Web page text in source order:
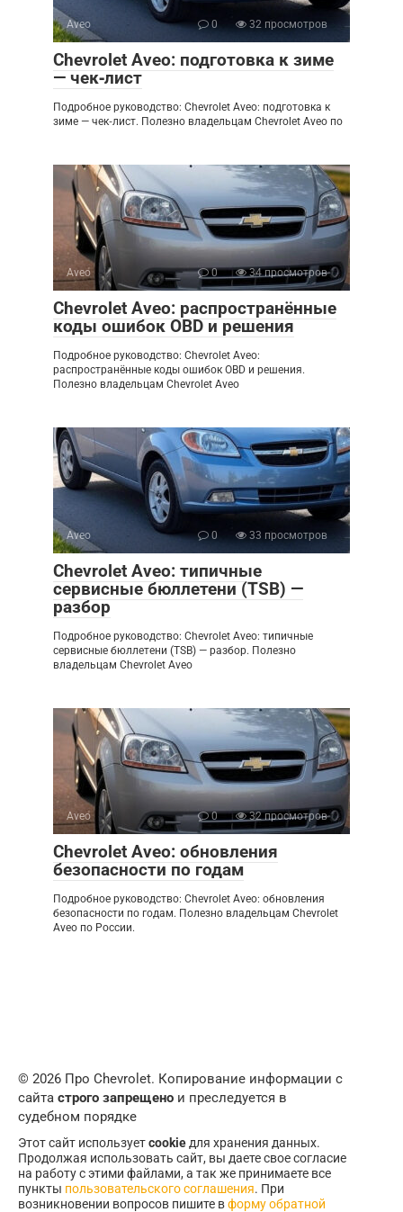
Aveo 0 32 просмотров
Chevrolet Aveo: подготовка к зиме
— чек‑лист
Подробное руководство: Chevrolet Aveo: подготовка к
зиме — чек‑лист. Полезно владельцам Chevrolet Aveo по
Aveo 0 34 просмотров
Chevrolet Aveo: распространённые
коды ошибок OBD и решения
Подробное руководство: Chevrolet Aveo:
распространённые коды ошибок OBD и решения.
Полезно владельцам Chevrolet Aveo
Aveo 0 33 просмотров
Chevrolet Aveo: типичные
сервисные бюллетени (TSB) —
разбор
Подробное руководство: Chevrolet Aveo: типичные
сервисные бюллетени (TSB) — разбор. Полезно
владельцам Chevrolet Aveo
Aveo 0 32 просмотров
Chevrolet Aveo: обновления
безопасности по годам
Подробное руководство: Chevrolet Aveo: обновления
безопасности по годам. Полезно владельцам Chevrolet
Aveo по России.
© 2026 Про Chevrolet. Копирование информации с
сайта строго запрещено и преследуется в
судебном порядке
Этот сайт используетcookie для хранения данных.
Продолжая использовать сайт, вы даете свое согласие
на работу с этими файлами, а так же принимаете все
пункты пользовательского соглашения. При
возникновении вопросов пишите вформу обратной